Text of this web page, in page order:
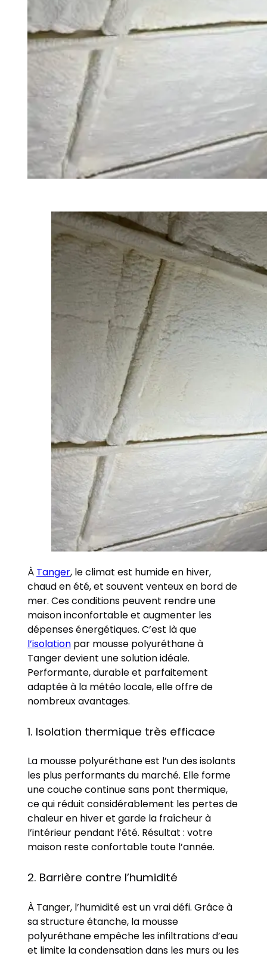
À Tanger, le climat est humide en hiver,
chaud en été, et souvent venteux en bord de
mer. Ces conditions peuvent rendre une
maison inconfortable et augmenter les
dépenses énergétiques. C’est là que
l’isolation par mousse polyuréthane à
Tanger devient une solution idéale.
Performante, durable et parfaitement
adaptée à la météo locale, elle offre de
nombreux avantages.
1. Isolation thermique très efficace
La mousse polyuréthane est l’un des isolants
les plus performants du marché. Elle forme
une couche continue sans pont thermique,
ce qui réduit considérablement les pertes de
chaleur en hiver et garde la fraîcheur à
l’intérieur pendant l’été. Résultat : votre
maison reste confortable toute l’année.
2. Barrière contre l’humidité
À Tanger, l’humidité est un vrai défi. Grâce à
sa structure étanche, la mousse
polyuréthane empêche les infiltrations d’eau
et limite la condensation dans les murs ou les